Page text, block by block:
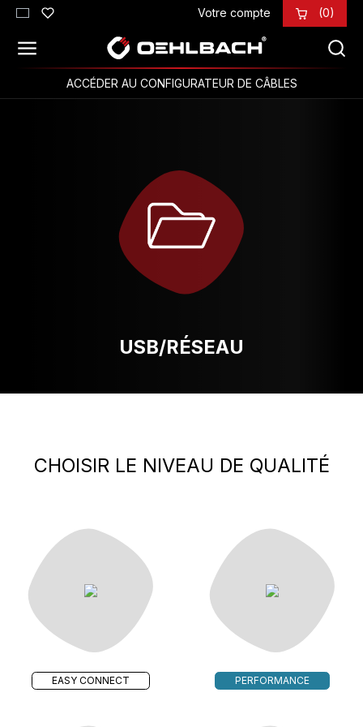
Passer au contenu principal Votre compte (0)
ACCÉDER AU CONFIGURATEUR DE CÂBLES
USB/RÉSEAU
CHOISIR LE NIVEAU DE QUALITÉ
EASY CONNECT PERFORMANCE